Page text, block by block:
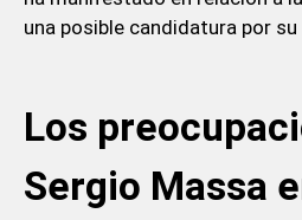
una posible candidatura por su
Los
Sergio Massa